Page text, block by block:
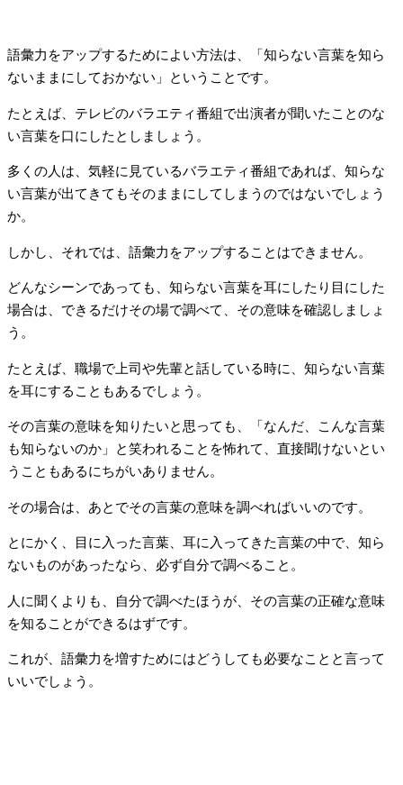
語彙力をアップするためによい方法は、「知らない言葉を知ら
ないままにしておかない」ということです。
たとえば、テレビのバラエティ番組で出演者が聞いたことのな
い言葉を口にしたとしましょう。
多くの人は、気軽に見ているバラエティ番組であれば、知らな
い言葉が出てきてもそのままにしてしまうのではないでしょう
か。
しかし、それでは、語彙力をアップすることはできません。
どんなシーンであっても、知らない言葉を耳にしたり目にした
場合は、できるだけその場で調べて、その意味を確認しましょ
う。
たとえば、職場で上司や先輩と話している時に、知らない言葉
を耳にすることもあるでしょう。
その言葉の意味を知りたいと思っても、「なんだ、こんな言葉
も知らないのか」と笑われることを怖れて、直接聞けないとい
うこともあるにちがいありません。
その場合は、あとでその言葉の意味を調べればいいのです。
とにかく、目に入った言葉、耳に入ってきた言葉の中で、知ら
ないものがあったなら、必ず自分で調べること。
人に聞くよりも、自分で調べたほうが、その言葉の正確な意味
を知ることができるはずです。
これが、語彙力を増すためにはどうしても必要なことと言って
いいでしょう。